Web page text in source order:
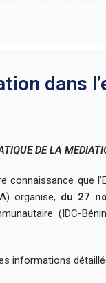
dans
DE LA
que
organise, du 27
(IDC-
informations